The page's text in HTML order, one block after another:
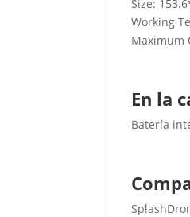
Size:
Working
Maximum
En la
Batería